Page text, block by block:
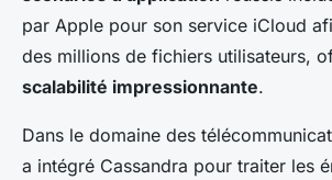
par Apple pour son service iCloud
des millions de fichiers utilisateurs,
scalabilité impressionnante.
Dans le domaine des
a intégré Cassandra pour traiter les